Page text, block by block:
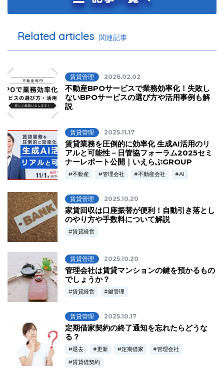
Related articles 関連記事
賃貸管理 2026.02.02
不動産BPOサービスで業務効率化！失敗し
ないBPOサービスの選び方や活用事例も解
説
賃貸管理 2025.11.17
賃貸業務を圧倒的に効率化 生成AI活用のリ
アルと可能性－日管協フォーラム2025セミ
ナーレポート公開｜いえらぶGROUP
不動産 管理会社 不動産会社 AI
賃貸管理 2025.10.20
家賃回収は口座振替が便利！自動引き落とし
のやり方や手数料について解説
賃貸経営
賃貸管理 2025.10.20
管理会社は賃貸マンションの鍵を預かるもの
でしょうか？
賃貸経営 鍵管理
賃貸管理 2025.10.17
定期借家契約の終了通知を忘れたらどうな
る？
退去 更新 定期借家
管理会社
賃貸借契約